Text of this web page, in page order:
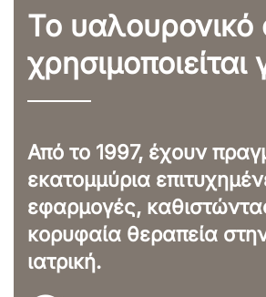
Το υαλουρονικό
χρησιμοποιείται
Από το 1997, έχουν
εκατομμύρια
εφαρμογές,
κορυφαία θεραπεία
ιατρική.